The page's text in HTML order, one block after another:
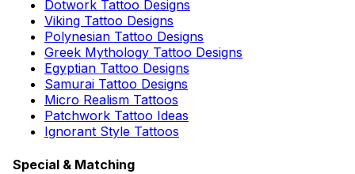
Dotwork Tattoo Designs
Viking Tattoo Designs
Polynesian Tattoo Designs
Greek Mythology Tattoo Designs
Egyptian Tattoo Designs
Samurai Tattoo Designs
Micro Realism Tattoos
Patchwork Tattoo Ideas
Ignorant Style Tattoos
Special & Matching